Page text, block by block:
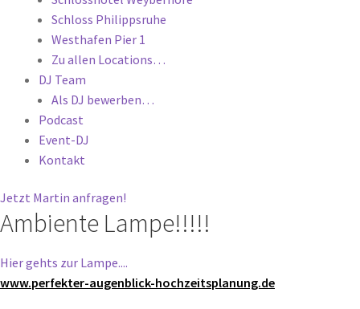
Schloss Philippsruhe
Westhafen Pier 1
Zu allen Locations…
DJ Team
Als DJ bewerben…
Podcast
Event-DJ
Kontakt
Jetzt Martin anfragen!
Ambiente Lampe!!!!!
Hier gehts zur Lampe....
www.perfekter-augenblick-hochzeitsplanung.de